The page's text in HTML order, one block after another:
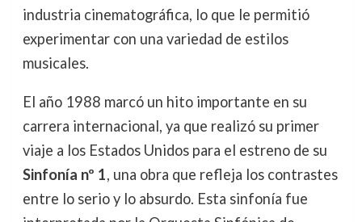
industria cinematográfica, lo que le permitió
experimentar con una variedad de estilos
musicales.
El año 1988 marcó un hito importante en su
carrera internacional, ya que realizó su primer
viaje a los Estados Unidos para el estreno de su
Sinfonía nº 1, una obra que refleja los contrastes
entre lo serio y lo absurdo. Esta sinfonía fue